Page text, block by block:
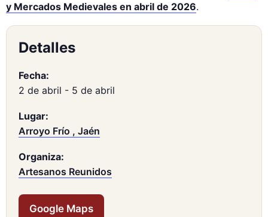
y Mercados Medievales en abril de 2026.
Detalles
Fecha:
2 de abril - 5 de abril
Lugar:
Arroyo Frío , Jaén
Organiza:
Artesanos Reunidos
Google Maps